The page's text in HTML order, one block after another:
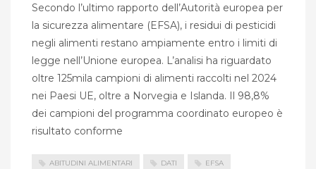
Secondo l’ultimo rapporto dell’Autorità europea per
la sicurezza alimentare (EFSA), i residui di pesticidi
negli alimenti restano ampiamente entro i limiti di
legge nell’Unione europea. L’analisi ha riguardato
oltre 125mila campioni di alimenti raccolti nel 2024
nei Paesi UE, oltre a Norvegia e Islanda. Il 98,8%
dei campioni del programma coordinato europeo è
risultato conforme
ABITUDINI ALIMENTARI DATI EFSA